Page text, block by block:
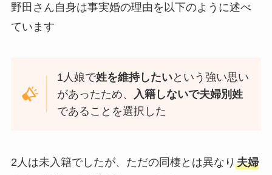
野田さん自身は事実婚の理由を以下のように述べ
ています
1人娘で姓を維持したいという強い思い
があったため、 入籍しないで夫婦別姓
であることを選択した
2人は未入籍でしたが、ただの同棲とは異なり 夫婦